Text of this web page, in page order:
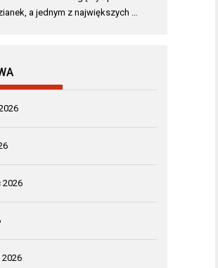
a jednym z największych …
2026
2026